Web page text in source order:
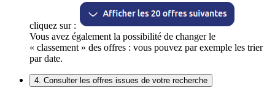
cliquez sur :
Vous avez également la possibilité de changer le
« classement » des offres : vous pouvez par exemple les trier
par date.
4. Consulter les offres issues de votre recherche